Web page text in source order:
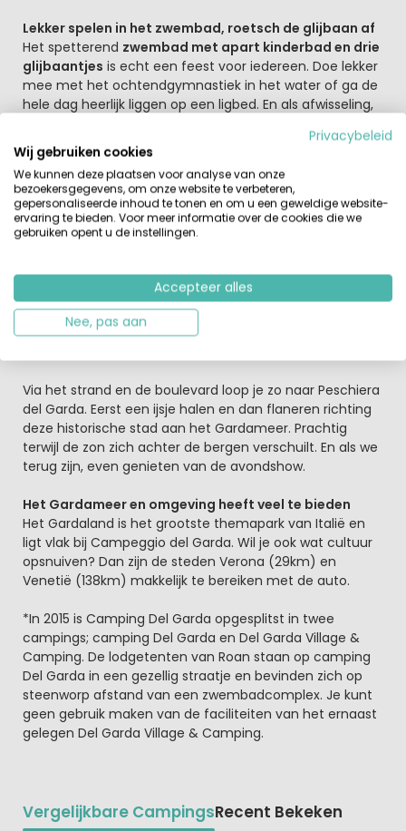
Lekker spelen in het zwembad, roetsch de glijbaan af
Het spetterend zwembad met apart kinderbad en drie
glijbaantjes is echt een feest voor iedereen. Doe lekker
mee met het ochtendgymnastiek in het water of ga de
hele dag heerlijk liggen op een ligbed. En als afwisseling,
ook overdag en 's avonds leuke activiteiten organiseren
voor jong en oud! Pap, doe je mee met het tafeltennis
toernooi?
Gewoon thuis Italiaans eten of toch maar uit eten?
Italië staat natuurlijk bekend om haar heerlijke eten. Er is
tafel te zetten. De ingrediënten koop je gemakkelijk en
supervers op één van de lokale marktjes. Even geen zin
om te koken? Trakteer jezelf dan op een gezellig
avondje uit in Peschiera del Garda. Maar het eten op de
Via het strand en de boulevard loop je zo naar Peschiera
del Garda. Eerst een ijsje halen en dan flaneren richting
deze historische stad aan het Gardameer. Prachtig
terwijl de zon zich achter de bergen verschuilt. En als we
terug zijn, even genieten van de avondshow.
Het Gardameer en omgeving heeft veel te bieden
Het Gardaland is het grootste themapark van Italië en
ligt vlak bij Campeggio del Garda. Wil je ook wat cultuur
opsnuiven? Dan zijn de steden Verona (29km) en
Venetië (138km) makkelijk te bereiken met de auto.
*In 2015 is Camping Del Garda opgesplitst in twee
campings; camping Del Garda en Del Garda Village &
Camping. De lodgetenten van Roan staan op camping
Del Garda in een gezellig straatje en bevinden zich op
steenworp afstand van een zwembadcomplex. Je kunt
geen gebruik maken van de faciliteiten van het ernaast
gelegen Del Garda Village & Camping.
Vergelijkbare CampingsRecent Bekeken
Privacybeleid
Wij gebruiken cookies
We kunnen deze plaatsen voor analyse van onze
bezoekersgegevens, om onze website te verbeteren,
gepersonaliseerde inhoud te tonen en om u een geweldige website-
ervaring te bieden. Voor meer informatie over de cookies die we
gebruiken opent u de instellingen.
Accepteer alles
Nee, pas aan